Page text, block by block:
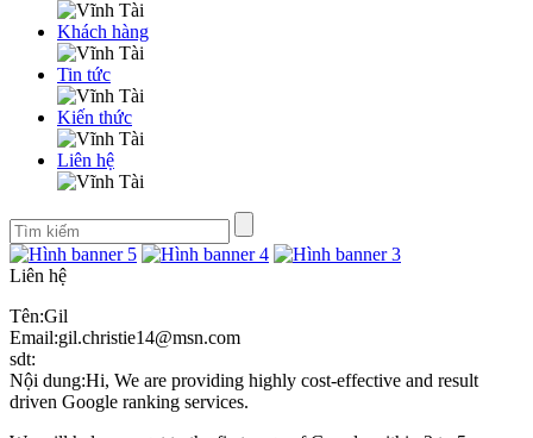
Khách hàng
Tin tức
Kiến thức
Liên hệ
Liên hệ
Tên:Gil
Email:gil.christie14@msn.com
sdt:
Nội dung:Hi, We are providing highly cost-effective and result
driven Google ranking services.